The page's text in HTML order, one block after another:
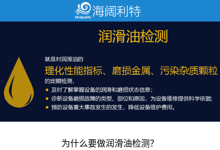
为什么要做润滑油检测？